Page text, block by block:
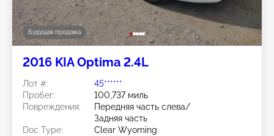
Будущая продажа
2016 KIA Optima 2.4L
Лот #:
45******
Пробег:
100,737 миль
Повреждения:
Передняя часть слева/
Задняя часть
Doc Type:
Clear Wyoming